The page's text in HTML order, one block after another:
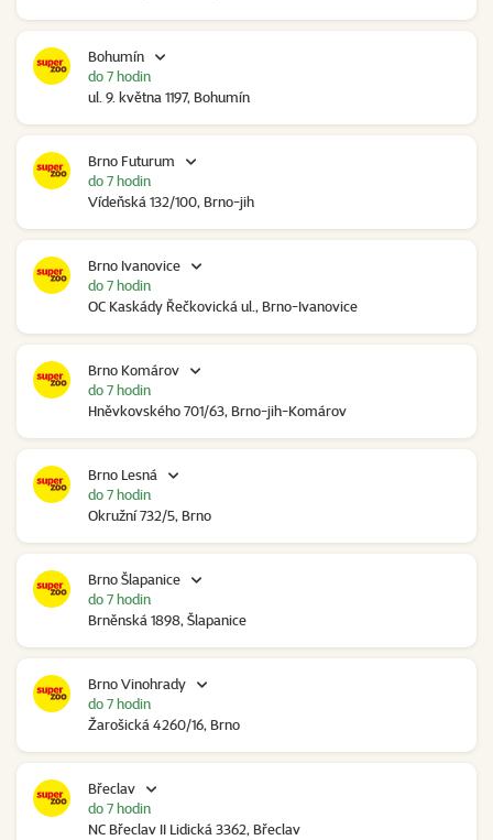
Bohumín
ul. 9. května 1197, Bohumín
do 7 hodin
Brno Futurum
Vídeňská 132/100, Brno-jih
do 7 hodin
Brno Ivanovice
OC Kaskády Řečkovická ul., Brno-Ivanovice
do 7 hodin
Brno Komárov
Hněvkovského 701/63, Brno-jih-Komárov
do 7 hodin
Brno Lesná
Okružní 732/5, Brno
do 7 hodin
Brno Šlapanice
Brněnská 1898, Šlapanice
do 7 hodin
Brno Vinohrady
Žarošická 4260/16, Brno
do 7 hodin
Břeclav
NC Břeclav II Lidická 3362, Břeclav
do 7 hodin